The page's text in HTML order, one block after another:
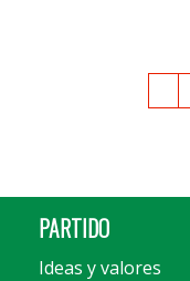
PARTIDO
Ideas y valores